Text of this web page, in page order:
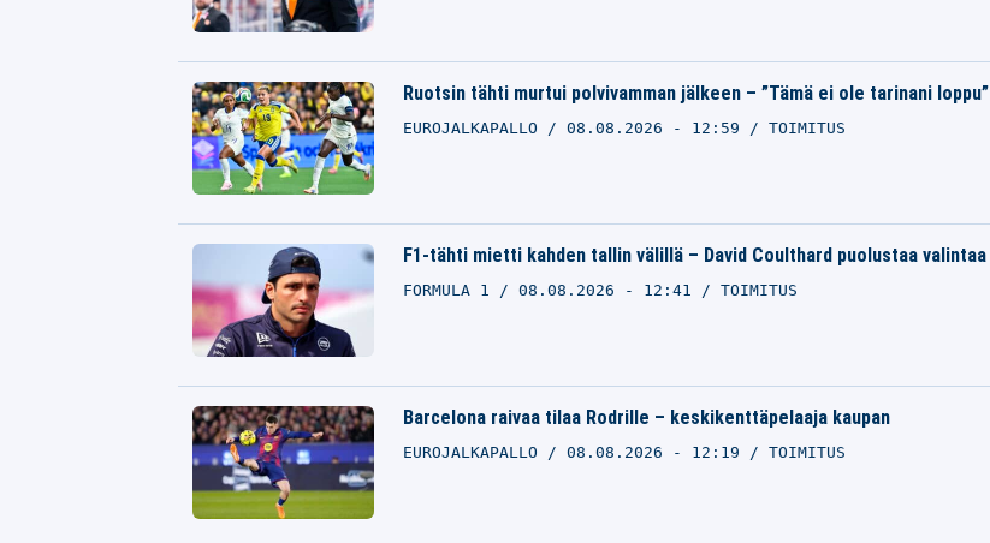
Ruotsin tähti murtui polvivamman jälkeen – ”Tämä ei ole tarinani loppu”
EUROJALKAPALLO 08.08.2026 - 12:59 TOIMITUS
F1-tähti mietti kahden tallin välillä – David Coulthard puolustaa valintaa
FORMULA 1 08.08.2026 - 12:41 TOIMITUS
Barcelona raivaa tilaa Rodrille – keskikenttäpelaaja kaupan
EUROJALKAPALLO 08.08.2026 - 12:19 TOIMITUS